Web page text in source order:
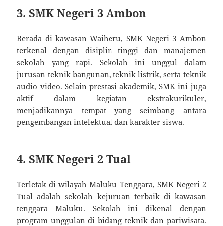
3. SMK Negeri 3 Ambon
Berada di kawasan Waiheru, SMK Negeri 3 Ambon
terkenal dengan disiplin tinggi dan manajemen
sekolah yang rapi. Sekolah ini unggul dalam
jurusan teknik bangunan, teknik listrik, serta teknik
audio video. Selain prestasi akademik, SMK ini juga
aktif dalam kegiatan ekstrakurikuler,
menjadikannya tempat yang seimbang antara
pengembangan intelektual dan karakter siswa.
4. SMK Negeri 2 Tual
Terletak di wilayah Maluku Tenggara, SMK Negeri 2
Tual adalah sekolah kejuruan terbaik di kawasan
tenggara Maluku. Sekolah ini dikenal dengan
program unggulan di bidang teknik dan pariwisata.